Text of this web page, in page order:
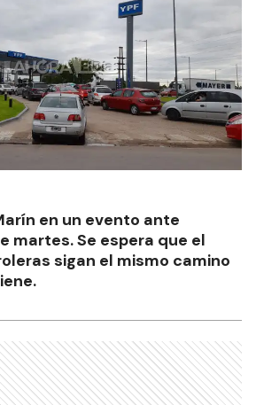
en un evento ante
martes. Se espera que el
sigan el mismo camino